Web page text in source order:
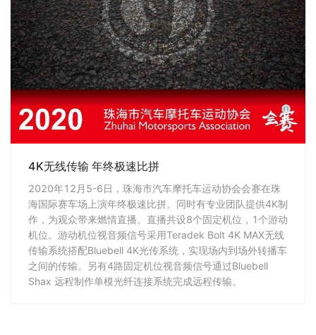
4K无线传输 年终极速比拼
2020年12月5-6日，珠海市汽车摩托车运动协会会赛在珠
海国际赛车场上演年终极速比拼。同时有专业团队提供4K制
作，为观众带来燃情直播。直播共设8个固定机位，1个游动
机位。游动机位视音频信号采用Teradek Bolt 4K MAX无线
传输系统搭配Bluebell 4K光传系统，实现场内到场外转播车
之间的传输。另有4路固定机位视音频信号通过Bluebell
Shax 远程制作单模光纤连接系统完成远程传输。